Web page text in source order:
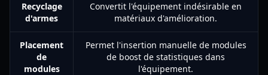
Recyclage
d'armes
Convertit l'équipement indésirable en
matériaux d'amélioration.
Placement
de
modules
Permet l'insertion manuelle de modules
de boost de statistiques dans
l'équipement.